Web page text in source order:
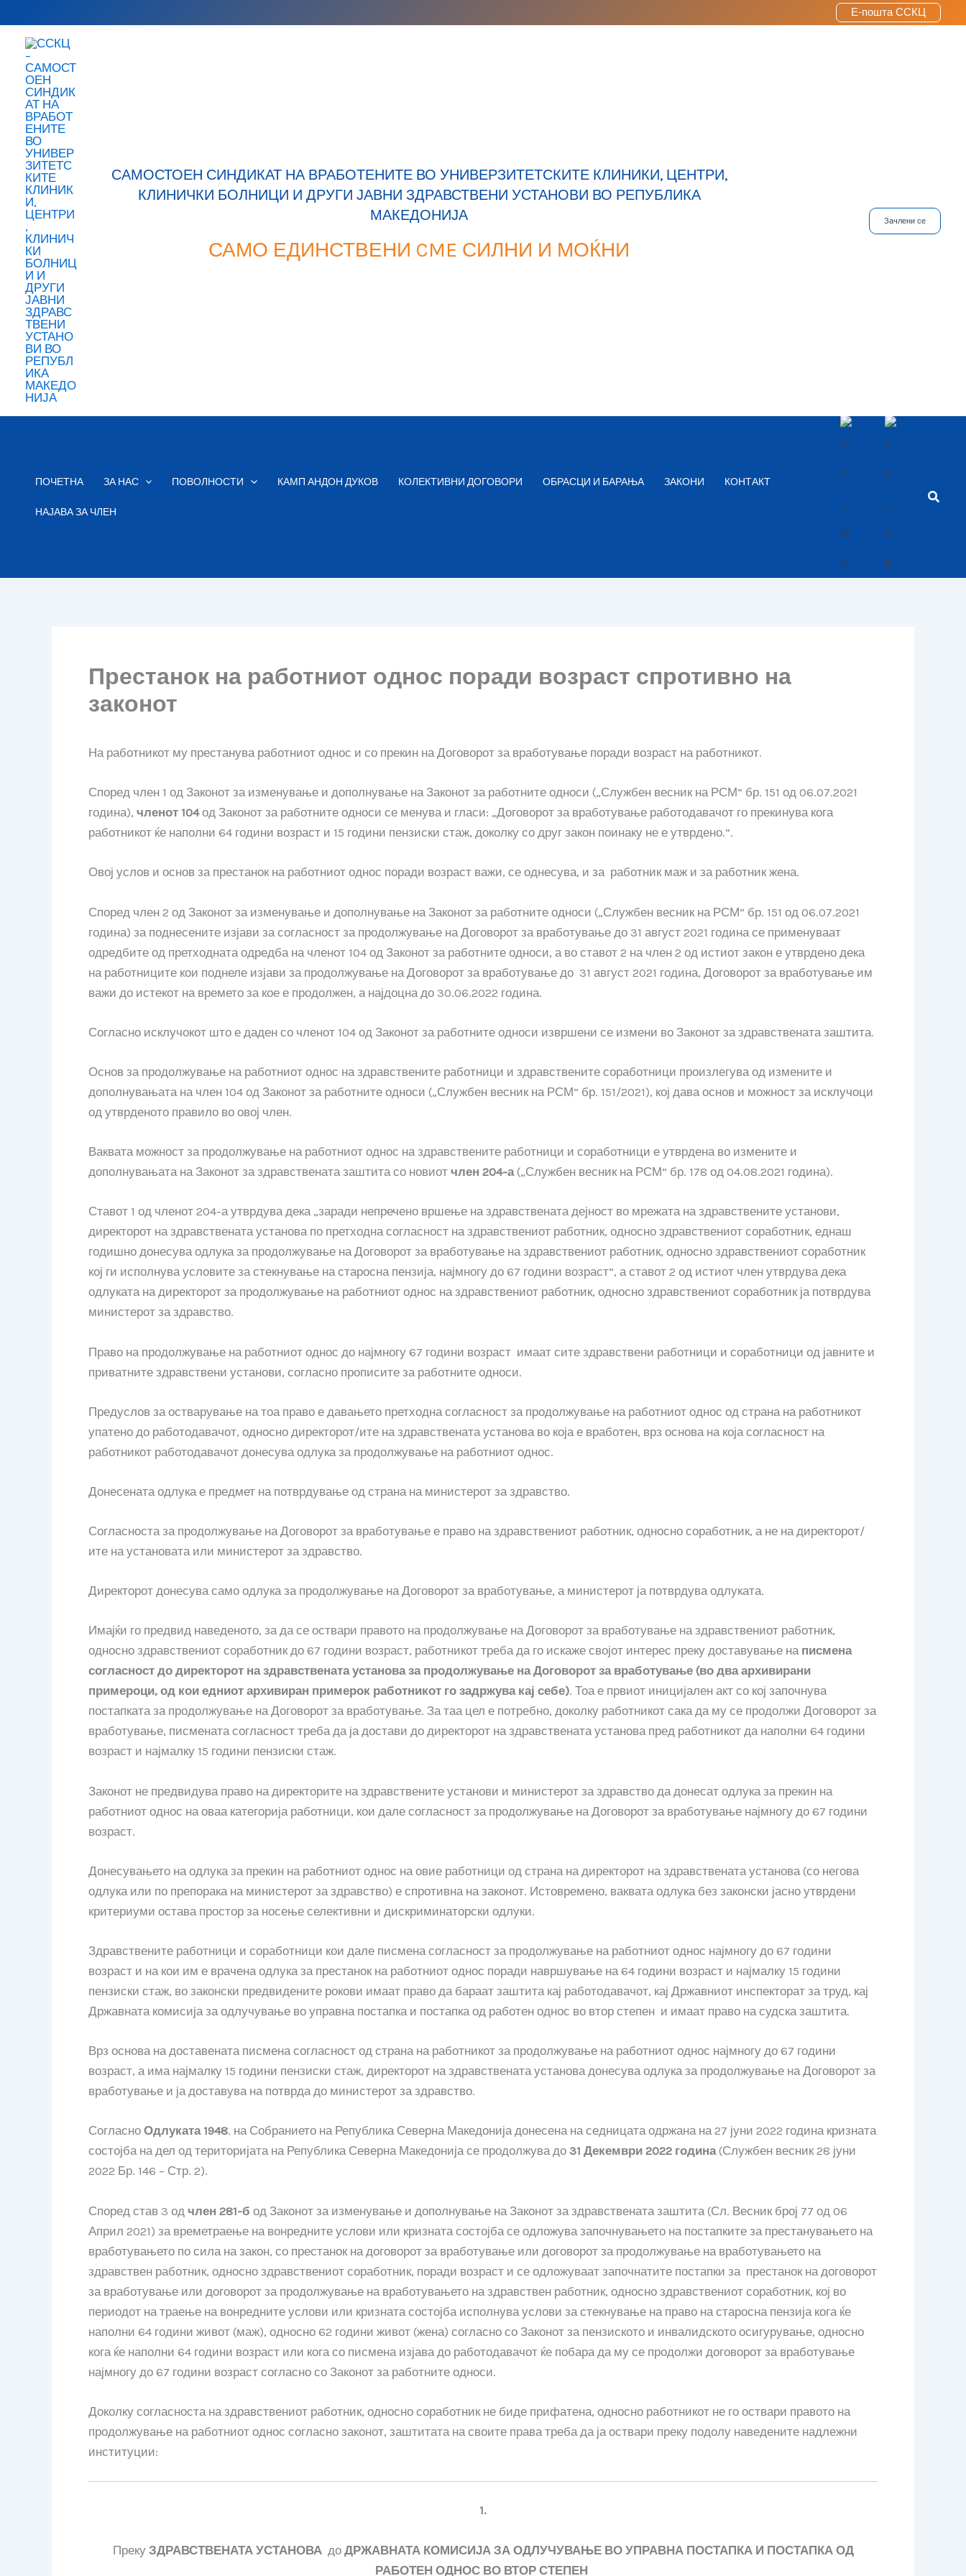
to
content
Е-пошта ССКЦ
САМОСТОЕН СИНДИКАТ НА ВРАБОТЕНИТЕ ВО УНИВЕРЗИТЕТСКИТЕ КЛИНИКИ, ЦЕНТРИ,
КЛИНИЧКИ БОЛНИЦИ И ДРУГИ ЈАВНИ ЗДРАВСТВЕНИ УСТАНОВИ ВО РЕПУБЛИКА
МАКЕДОНИЈА
САМО ЕДИНСТВЕНИ CME СИЛНИ И МОЌНИ
Зачлени се
ПОЧЕТНА ЗА НАС ПОВОЛНОСТИ КАМП АНДОН ДУКОВ КОЛЕКТИВНИ ДОГОВОРИ ОБРАСЦИ И БАРАЊА ЗАКОНИ КОНТАКТ
НАЈАВА ЗА ЧЛЕН
Престанок на работниот однос поради возраст спротивно на
законот
На работникот му престанува работниот однос и со прекин на Договорот за вработување поради возраст на работникот.
Според член 1 од Законот за изменување и дополнување на Законот за работните односи („Службен весник на РСМ“ бр. 151 од 06.07.2021
година), членот 104од Законот за работните односи се менува и гласи: „Договорот за вработување работодавачот го прекинува кога
работникот ќе наполни 64 години возраст и 15 години пензиски стаж, доколку со друг закон поинаку не е утврдено.“.
Овој услов и основ за престанок на работниот однос поради возраст важи, се однесува, и за работник маж и за работник жена.
Според член 2 од Законот за изменување и дополнување на Законот за работните односи („Службен весник на РСМ“ бр. 151 од 06.07.2021
година) за поднесените изјави за согласност за продолжување на Договорот за вработување до 31 август 2021 година се применуваат
одредбите од претходната одредба на членот 104 од Законот за работните односи, а во ставот 2 на член 2 од истиот закон е утврдено дека
на работниците кои поднеле изјави за продолжување на Договорот за вработување до 31 август 2021 година, Договорот за вработување им
важи до истекот на времето за кое е продолжен, а најдоцна до 30.06.2022 година.
Согласно исклучокот што е даден со членот 104 од Законот за работните односи извршени се измени во Законот за здравствената заштита.
Основ за продолжување на работниот однос на здравствените работници и здравствените соработници произлегува од измените и
дополнувањата на член 104 од Законот за работните односи („Службен весник на РСМ“ бр. 151/2021), кој дава основ и можност за исклучоци
од утврденото правило во овој член.
Ваквата можност за продолжување на работниот однос на здравствените работници и соработници е утврдена во измените и
дополнувањата на Законот за здравствената заштита со новиот член 204-а(„Службен весник на РСМ“ бр. 178 од 04.08.2021 година).
Ставот 1 од членот 204-а утврдува дека „заради непречено вршење на здравствената дејност во мрежата на здравствените установи,
директорот на здравствената установа по претходна согласност на здравствениот работник, односно здравствениот соработник, еднаш
годишно донесува одлука за продолжување на Договорот за вработување на здравствениот работник, односно здравствениот соработник
кој ги исполнува условите за стекнување на старосна пензија, најмногу до 67 години возраст“, а ставот 2 од истиот член утврдува дека
одлуката на директорот за продолжување на работниот однос на здравствениот работник, односно здравствениот соработник ја потврдува
министерот за здравство.
Право на продолжување на работниот однос до најмногу 67 години возраст имаат сите здравствени работници и соработници од јавните и
приватните здравствени установи, согласно прописите за работните односи.
Предуслов за остварување на тоа право е давањето претходна согласност за продолжување на работниот однос од страна на работникот
упатено до работодавачот, односно директорот/ите на здравствената установа во која е вработен, врз основа на која согласност на
работникот работодавачот донесува одлука за продолжување на работниот однос.
Донесената одлука е предмет на потврдување од страна на министерот за здравство.
Согласноста за продолжување на Договорот за вработување е право на здравствениот работник, односно соработник, а не на директорот/
ите на установата или министерот за здравство.
Директорот донесува само одлука за продолжување на Договорот за вработување, а министерот ја потврдува одлуката.
Имајќи го предвид наведеното, за да се оствари правото на продолжување на Договорот за вработување на здравствениот работник,
односно здравствениот соработник до 67 години возраст, работникот треба да го искаже својот интерес преку доставување на писмена
согласност до директорот на здравствената установа за продолжување на Договорот за вработување (во два архивирани
примероци, од кои едниот архивиран примерок работникот го задржува кај себе). Тоа е првиот иницијален акт со кој започнува
постапката за продолжување на Договорот за вработување. За таа цел е потребно, доколку работникот сака да му се продолжи Договорот за
вработување, писмената согласност треба да ја достави до директорот на здравствената установа пред работникот да наполни 64 години
возраст и најмалку 15 години пензиски стаж.
Законот не предвидува право на директорите на здравствените установи и министерот за здравство да донесат одлука за прекин на
работниот однос на оваа категорија работници, кои дале согласност за продолжување на Договорот за вработување најмногу до 67 години
возраст.
Донесувањето на одлука за прекин на работниот однос на овие работници од страна на директорот на здравствената установа (со негова
одлука или по препорака на министерот за здравство) е спротивна на законот. Истовремено, ваквата одлука без законски јасно утврдени
критериуми остава простор за носење селективни и дискриминаторски одлуки.
Здравствените работници и соработници кои дале писмена согласност за продолжување на работниот однос најмногу до 67 години
возраст и на кои им е врачена одлука за престанок на работниот однос поради навршување на 64 години возраст и најмалку 15 години
пензиски стаж, во законски предвидените рокови имаат право да бараат заштита кај работодавачот, кај Државниот инспекторат за труд, кај
Државната комисија за одлучување во управна постапка и постапка од работен однос во втор степен и имаат право на судска заштита.
Врз основа на доставената писмена согласност од страна на работникот за продолжување на работниот однос најмногу до 67 години
возраст, а има најмалку 15 години пензиски стаж, директорот на здравствената установа донесува одлука за продолжување на Договорот за
вработување и ја доставува на потврда до министерот за здравство.
Согласно Одлуката 1948. на Собранието на Република Северна Македонија донесена на седницата одржана на 27 јуни 2022 година кризната
состојба на дел од територијата на Република Северна Македонија се продолжува до 31 Декември 2022 година(Службен весник 28 јуни
2022 Бр. 146 – Стр. 2).
Според став 3 од член 281-б од Законот за изменување и дополнување на Законот за здравствената заштита (Сл. Весник број 77 од 06
Април 2021) за времетраење на вонредните услови или кризната состојба се одложува започнувањето на постапките за престанувањето на
вработувањето по сила на закон, со престанок на договорот за вработување или договорот за продолжување на вработувањето на
здравствен работник, односно здравствениот соработник, поради возраст и се одложуваат започнатите постапки за престанок на договорот
за вработување или договорот за продолжување на вработувањето на здравствен работник, односно здравствениот соработник, кој во
периодот на траење на вонредните услови или кризната состојба исполнува услови за стекнување на право на старосна пензија кога ќе
наполни 64 години живот (маж), односно 62 години живот (жена) согласно со Законот за пензиското и инвалидското осигурување, односно
кога ќе наполни 64 години возраст или кога со писмена изјава до работодавачот ќе побара да му се продолжи договорот за вработување
најмногу до 67 години возраст согласно со Законот за работните односи.
Доколку согласноста на здравствениот работник, односно соработник не биде прифатена, односно работникот не го оствари правото на
продолжување на работниот однос согласно законот, заштитата на своите права треба да ја оствари преку подолу наведените надлежни
институции:
1.
Преку ЗДРАВСТВЕНАТА УСТАНОВАдо ДРЖАВНАТА КОМИСИЈА ЗА ОДЛУЧУВАЊЕ ВО УПРАВНА ПОСТАПКА И ПОСТАПКА ОД
РАБОТЕН ОДНОС ВО ВТОР СТЕПЕН